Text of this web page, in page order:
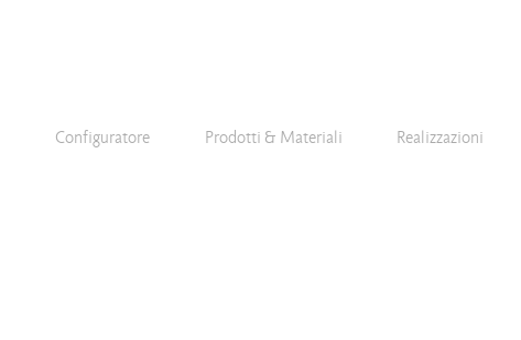
Configuratore Prodotti & Materiali Realizzazioni